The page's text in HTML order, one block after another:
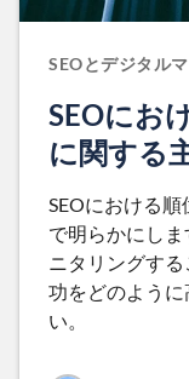
SEOとデジタル
SEOにお
に関する
SEOにおける
で明らかにし
ニタリングす
功をどのよう
い。